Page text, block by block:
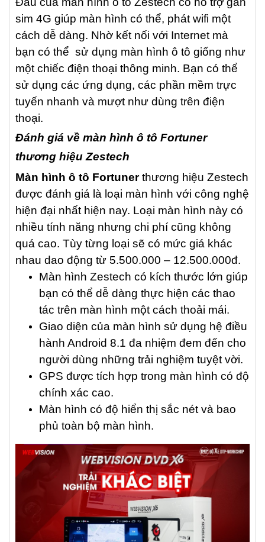
sim 4G giúp màn hình có thể, phát wifi một
cách dễ dàng. Nhờ kết nối với Internet mà
bạn có thể sử dụng màn hình ô tô giống như
một chiếc điện thoại thông minh. Bạn có thể
sử dụng các ứng dụng, các phần mềm trực
tuyến nhanh và mượt như dùng trên điện
thoại.
Đánh giá về màn hình ô tô Fortuner
thương hiệu Zestech
Màn hình ô tô Fortunerthương hiệu Zestech
được đánh giá là loại màn hình với công nghệ
hiện đại nhất hiện nay. Loại màn hình này có
nhiều tính năng nhưng chi phí cũng không
quá cao. Tùy từng loại sẽ có mức giá khác
nhau dao động từ 5.500.000 – 12.500.000đ.
Màn hình Zestech có kích thước lớn giúp
bạn có thể dễ dàng thực hiện các thao
tác trên màn hình một cách thoải mái.
Giao diện của màn hình sử dụng hệ điều
hành Android 8.1 đa nhiệm đem đến cho
người dùng những trải nghiệm tuyệt vời.
GPS được tích hợp trong màn hình có độ
chính xác cao.
Màn hình có độ hiển thị sắc nét và bao
phủ toàn bộ màn hình.